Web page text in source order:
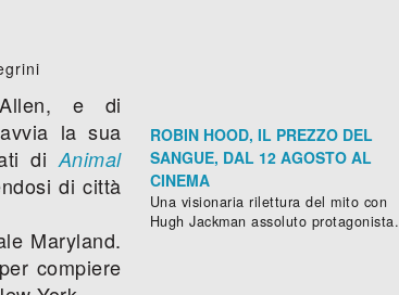
e di
la sua
di Animal
di città
Maryland.
compiere
ROBIN HOOD, IL PREZZO DEL
SANGUE, DAL 12 AGOSTO AL
CINEMA
Una visionaria rilettura del mito con
Hugh Jackman assoluto protagonista.